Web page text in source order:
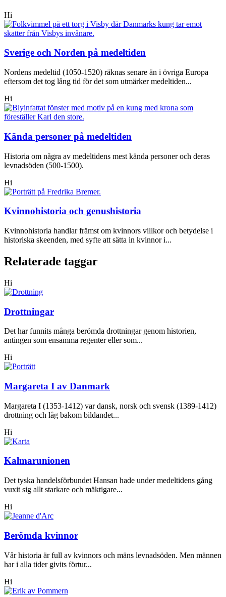
Hi
Sverige och Norden på medeltiden
Nordens medeltid (1050-1520) räknas senare än i övriga Europa
eftersom det tog lång tid för det som utmärker medeltiden...
Hi
Kända personer på medeltiden
Historia om några av medeltidens mest kända personer och deras
levnadsöden (500-1500).
Hi
Kvinnohistoria och genushistoria
Kvinnohistoria handlar främst om kvinnors villkor och betydelse i
historiska skeenden, med syfte att sätta in kvinnor i...
Relaterade taggar
Hi
Drottningar
Det har funnits många berömda drottningar genom historien,
antingen som ensamma regenter eller som...
Hi
Margareta I av Danmark
Margareta I (1353-1412) var dansk, norsk och svensk (1389-1412)
drottning och låg bakom bildandet...
Hi
Kalmarunionen
Det tyska handelsförbundet Hansan hade under medeltidens gång
vuxit sig allt starkare och mäktigare...
Hi
Berömda kvinnor
Vår historia är full av kvinnors och mäns levnadsöden. Men männen
har i alla tider givits förtur...
Hi